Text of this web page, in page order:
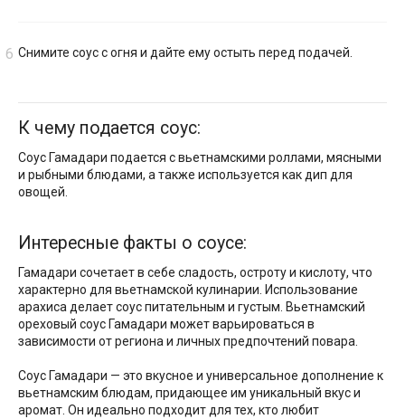
Снимите соус с огня и дайте ему остыть перед подачей.
К чему подается соус:
Соус Гамадари подается с вьетнамскими роллами, мясными
и рыбными блюдами, а также используется как дип для
овощей.
Интересные факты о соусе:
Гамадари сочетает в себе сладость, остроту и кислоту, что
характерно для вьетнамской кулинарии. Использование
арахиса делает соус питательным и густым. Вьетнамский
ореховый соус Гамадари может варьироваться в
зависимости от региона и личных предпочтений повара.
Соус Гамадари — это вкусное и универсальное дополнение к
вьетнамским блюдам, придающее им уникальный вкус и
аромат. Он идеально подходит для тех, кто любит